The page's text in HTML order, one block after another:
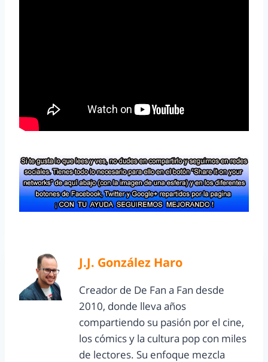
J.J. González Haro
Creador de De Fan a Fan desde
2010, donde lleva años
compartiendo su pasión por el cine,
los cómics y la cultura pop con miles
de lectores. Su enfoque mezcla